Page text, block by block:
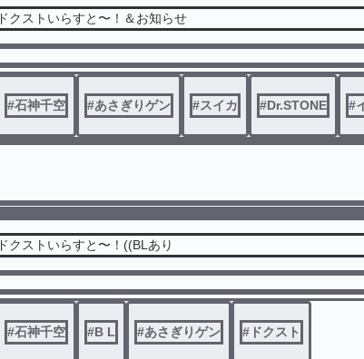
ドクストいらすと〜！＆お知らせ
#石神千空 #あさぎりゲン #スイカ #Dr.STONE #
ドクストいらすと〜！((BLあり
#石神千空 #B L #あさぎりゲン # ドクスト